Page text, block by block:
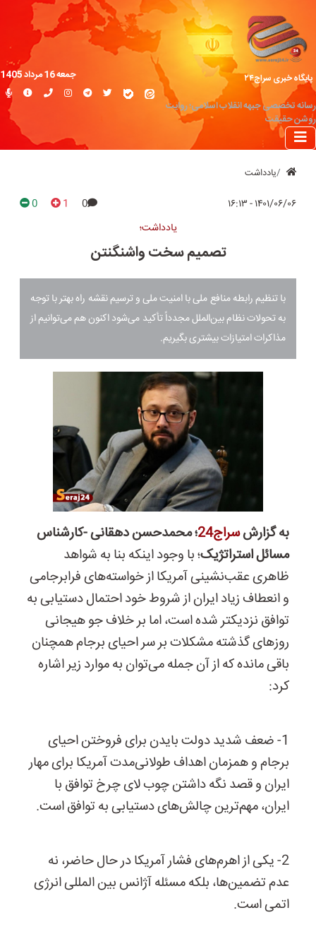
پایگاه خبری سراج۲۴
رسانه تخصصی جبهه انقلاب اسلامی؛ روایت
روشن حقیقت
جمعه 16 مرداد 1405
یادداشت
۱۴۰۱/۰۶/۰۶ - ۱۶:۱۳ 0
1
0
یادداشت؛
تصمیم سخت واشنگنتن
با تنظیم رابطه منافع ملی با امنیت ملی و ترسیم نقشه راه بهتر با توجه
به تحولات نظام بین‌الملل مجدداً تأکید می‌شود اکنون هم می‌توانیم از
مذاکرات امتیازات بیشتری بگیریم.
به گزارشسراج24 ؛ محمدحسن دهقانی-کارشناس
مسائل استراتژیک؛ با وجود اینکه بنا به شواهد
ظاهری عقب‌نشینی آمریکا از خواسته‌های فرابرجامی
و انعطاف زیاد ایران از شروط خود احتمال دستیابی به
توافق نزدیکتر شده است، اما بر خلاف جو هیجانی
روزهای گذشته مشکلات بر سر احیای برجام همچنان
باقی مانده که از آن جمله می‌توان به موارد زیر اشاره
کرد:
1- ضعف شدید دولت بایدن برای فروختن احیای
برجام و همزمان اهداف طولانی‌مدت آمریکا برای مهار
ایران و قصد نگه داشتن چوب لای چرخ توافق با
ایران، مهم‌ترین چالش‌های دستیابی به توافق است.
2- یکی از اهرم‌های فشار آمریکا در حال حاضر، نه
عدم تضمین‌ها، بلکه مسئله آژانس بین المللی انرژی
اتمی است.